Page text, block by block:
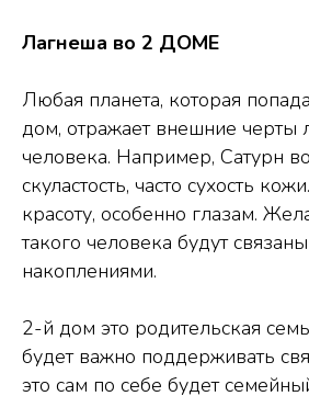
Лагнеша во 2 ДОМЕ
Любая планета, которая
дом, отражает внешние черты
человека. Например, Сатурн
скуластость, часто сухость
красоту, особенно глазам.
такого человека будут
накоплениями.
2-й дом это родительская
будет важно поддерживать
это сам по себе будет